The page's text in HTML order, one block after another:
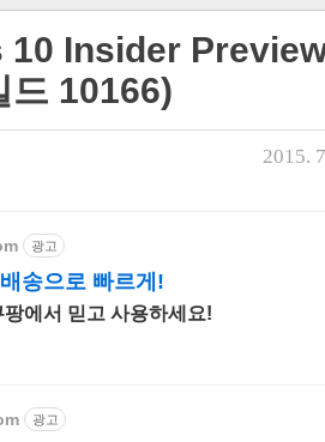
10 Insider
드 10166)
2015.
광고
송으로 빠르게!
에서 믿고 사용하세요!
광고